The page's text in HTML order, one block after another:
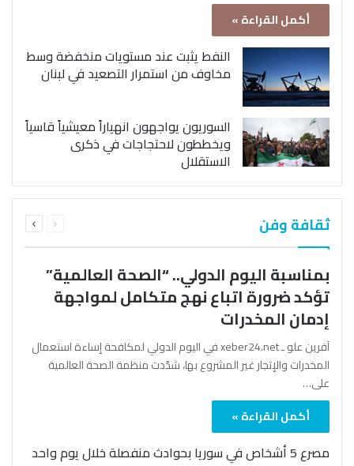
أكمل القراءة »
النفط يثبت عند مستويات منخفضة وسط
مخاوف من استمرار التصعيد في لبنان
السوريون يواجهون انهياراً معيشياً قاسياً
ويخططون لاحتجاجات في ذكرى
الاستقلال
ثقافة وفن الصفحةالصفحة
بمناسبة اليوم الدولي.. “الصحة العالمية”
تؤكد ضرورة اتباع نهج متكامل لمواجهة
إدمان المخدرات
آفرين علو ـ xeber24.net في اليوم الدولي لمكافحة إساءة استعمال
المخدرات والإتجار غير المشروع بها، شدّدت منظمة الصحة العالمية
على…
أكمل القراءة »
مصرع 5 أشخاص في سوريا بحوادث منفصلة خلال يوم واحد